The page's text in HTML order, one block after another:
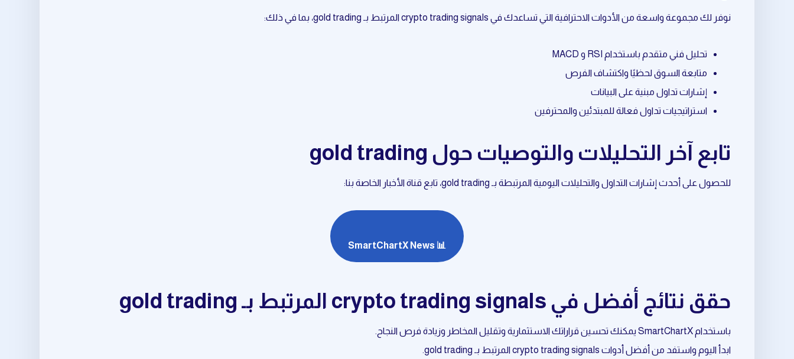
نوفر لك مجموعة واسعة من الأدوات الاحترافية التي تساعدك في crypto trading signals المرتبط بـ gold trading، بما في ذلك:
تحليل فني متقدم باستخدام RSI و MACD
متابعة السوق لحظيًا واكتشاف الفرص
إشارات تداول مبنية على البيانات
استراتيجيات تداول فعالة للمبتدئين والمحترفين
تابع آخر التحليلات والتوصيات حول gold trading
للحصول على أحدث إشارات التداول والتحليلات اليومية المرتبطة بـ gold trading، تابع قناة الأخبار الخاصة بنا:
📊 SmartChartX News
حقق نتائج أفضل في crypto trading signals المرتبط بـ gold trading
باستخدام SmartChartX يمكنك تحسين قراراتك الاستثمارية وتقليل المخاطر وزيادة فرص النجاح.
ابدأ اليوم واستفد من أفضل أدوات crypto trading signals المرتبط بـ gold trading.